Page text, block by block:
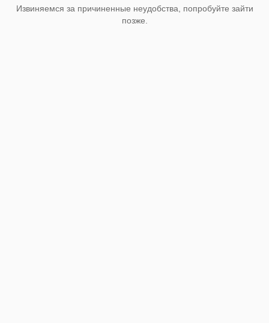
Извиняемся за причиненные неудобства, попробуйте зайти
позже.